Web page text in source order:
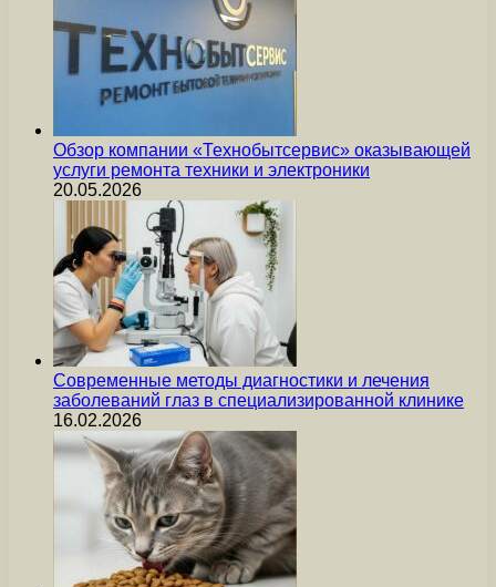
Обзор компании «Технобытсервис» оказывающей
услуги ремонта техники и электроники
20.05.2026
Современные методы диагностики и лечения
заболеваний глаз в специализированной клинике
16.02.2026